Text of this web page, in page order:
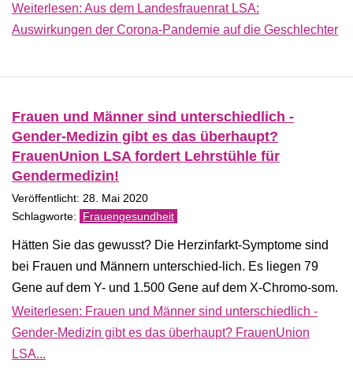
Weiterlesen: Aus dem Landesfrauenrat LSA:
Auswirkungen der Corona-Pandemie auf die Geschlechter
Frauen und Männer sind unterschiedlich -
Gender-Medizin gibt es das überhaupt?
FrauenUnion LSA fordert Lehrstühle für
Gendermedizin!
Veröffentlicht: 28. Mai 2020
Frauengesundheit
Hätten Sie das gewusst? Die Herzinfarkt-Symptome sind
bei Frauen und Männern unterschied-lich. Es liegen 79
Gene auf dem Y- und 1.500 Gene auf dem X-Chromo-som.
Weiterlesen: Frauen und Männer sind unterschiedlich -
Gender-Medizin gibt es das überhaupt? FrauenUnion
LSA...